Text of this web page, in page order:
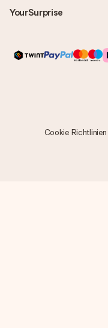
YourSurprise
Cookie Richtlinien